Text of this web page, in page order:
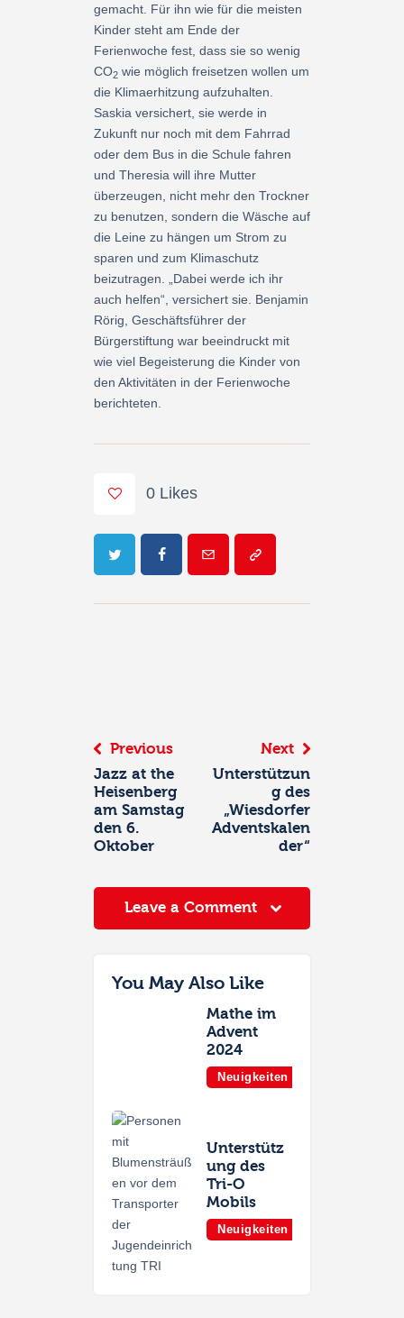
gemacht. Für ihn wie für die meisten
Kinder steht am Ende der
Ferienwoche fest, dass sie so wenig
CO2 wie möglich freisetzen wollen um
die Klimaerhitzung aufzuhalten.
Saskia versichert, sie werde in
Zukunft nur noch mit dem Fahrrad
oder dem Bus in die Schule fahren
und Theresia will ihre Mutter
überzeugen, nicht mehr den Trockner
zu benutzen, sondern die Wäsche auf
die Leine zu hängen um Strom zu
sparen und zum Klimaschutz
beizutragen. „Dabei werde ich ihr
auch helfen“, versichert sie. Benjamin
Rörig, Geschäftsführer der
Bürgerstiftung war beeindruckt mit
wie viel Begeisterung die Kinder von
den Aktivitäten in der Ferienwoche
berichteten.
0 Likes
Previous
Jazz at the
Heisenberg
am Samstag
den 6.
Oktober
Next
Unterstützun
g des
„Wiesdorfer
Adventskalen
der“
Leave a Comment
You May Also Like
Mathe im
Advent
2024
Neuigkeiten
Unterstütz
ung des
Tri-O
Mobils
Neuigkeiten